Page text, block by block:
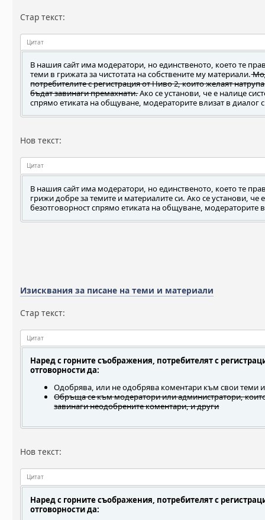
Стар текст:
Цитат
В нашия сайт има модератори, но единственото, което те
теми в грижата за чистотата на собствените му материали.
потребителите с регистрация от Ниво 2, които желаят
бъдат завинаги премахнати.Ако се установи, че е налице
спрямо етиката на общуване, модераторите влизат в диалог
Нов текст:
Цитат
В нашия сайт има модератори, но единственото, което те
грижи добре за темите и материалите си. Ако се установи, че
безотговорност спрямо етиката на общуване, модераторите
Изисквания за писане на теми и материали
Стар текст:
Цитат
Наред с горните съображения, потребителят с
отговорности да:
Одобрява, или не одобрява коментари към свои теми
Обръща се към модератори или администратори,
завинаги неодобрените коментари, и други
Нов текст:
Цитат
Наред с горните съображения, потребителят с
отговорности да: